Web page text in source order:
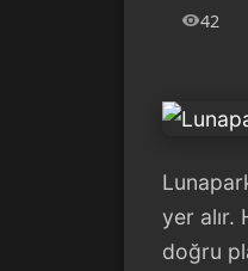
42
yer alır.
doğru